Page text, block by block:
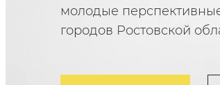
молодые
городов Ростовской